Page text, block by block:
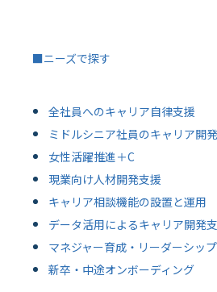
■ニーズで探す
全社員へのキャリア自律支援
ミドルシニア社員のキャリア開
女性活躍推進＋C
現業向け人材開発支援
キャリア相談機能の設置と運用
データ活用によるキャリア開発
マネジャー育成・リーダーシッ
新卒・中途オンボーディング